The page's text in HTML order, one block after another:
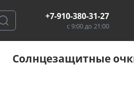
+7-910-380-31-27
с 9:00 до 21:00
Солнцезащитные